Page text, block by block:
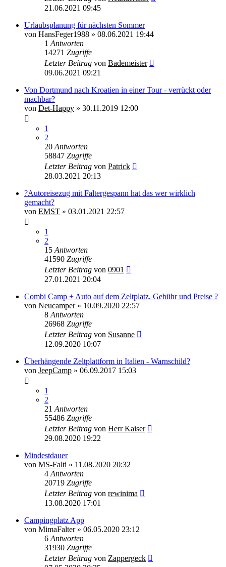
21.06.2021 09:45
Urlaubsplanung für nächsten Sommer
von HansFeger1988 » 08.06.2021 19:44
1 Antworten
14271 Zugriffe
Letzter Beitrag von Bademeister
09.06.2021 09:21
Von Dortmund nach Kroatien in einer Tour - verrückt oder
machbar?
von Det-Happy » 30.11.2019 12:00
1
2
20 Antworten
58847 Zugriffe
Letzter Beitrag von Patrick
28.03.2021 20:13
?Autoreisezug mit Faltergespann hat das wer wirklich
gemacht?
von EMST » 03.01.2021 22:57
1
2
15 Antworten
41590 Zugriffe
Letzter Beitrag von 0901
27.01.2021 20:04
Combi Camp + Auto auf dem Zeltplatz, Gebühr und Preise ?
von Neucamper» 10.09.2020 22:57
8 Antworten
26968 Zugriffe
Letzter Beitrag von Susanne
12.09.2020 10:07
Überhängende Zeltplattform in Italien - Warnschild?
von JeepCamp » 06.09.2017 15:03
1
2
21 Antworten
55486 Zugriffe
Letzter Beitrag von Herr Kaiser
29.08.2020 19:22
Mindestdauer
von MS-Falti » 11.08.2020 20:32
4 Antworten
20719 Zugriffe
Letzter Beitrag von rewinima
13.08.2020 17:01
Campingplatz App
von MimaFalter» 06.05.2020 23:12
6 Antworten
31930 Zugriffe
Letzter Beitrag von Zappergeck